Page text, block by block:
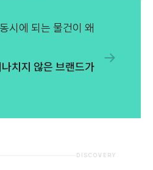
시에 되는 물건이 왜
치지 않은 브랜드가
→
DISCOVERY